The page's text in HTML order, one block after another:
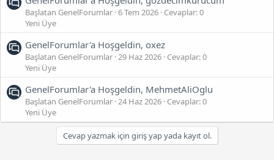
Başlatan GenelForumlar 6 Tem 2026 Cevaplar: 0
Yeni Üye
GenelForumlar'a Hoşgeldin, oxez
Başlatan GenelForumlar 29 Haz 2026 Cevaplar: 0
Yeni Üye
GenelForumlar'a Hoşgeldin, MehmetAliOglu
Başlatan GenelForumlar 24 Haz 2026 Cevaplar: 0
Yeni Üye
Cevap yazmak için giriş yap yada kayıt ol.